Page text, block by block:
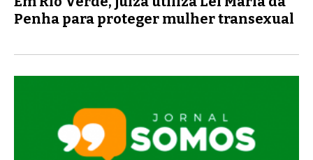
Penha para proteger mulher transexual